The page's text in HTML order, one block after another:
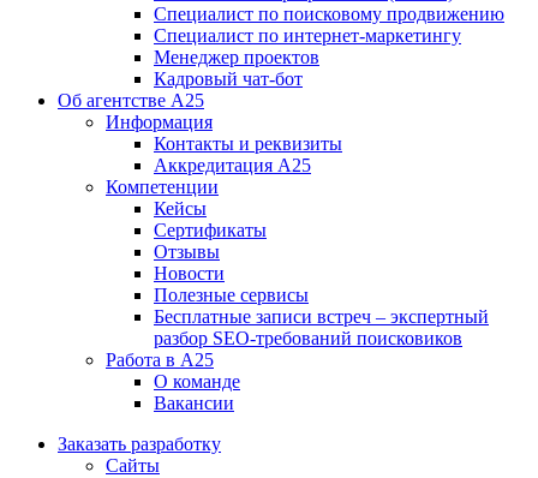
Специалист по поисковому продвижению
Специалист по интернет-маркетингу
Менеджер проектов
Кадровый чат-бот
Об агентстве А25
Информация
Контакты и реквизиты
Аккредитация А25
Компетенции
Кейсы
Сертификаты
Отзывы
Новости
Полезные сервисы
Бесплатные записи встреч – экспертный
разбор SEO-требований поисковиков
Работа в А25
О команде
Вакансии
Заказать разработку
Сайты